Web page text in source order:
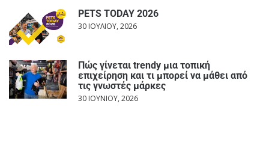
PETS TODAY 2026
30 ΙΟΥΛΊΟΥ, 2026
Πώς γίνεται trendy μια τοπική
επιχείρηση και τι μπορεί να μάθει από
τις γνωστές μάρκες
30 ΙΟΥΝΊΟΥ, 2026